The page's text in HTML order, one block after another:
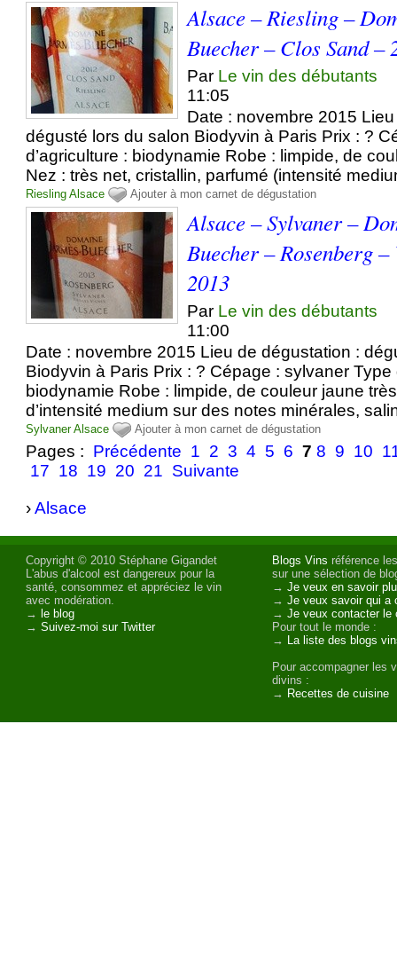
Alsace – Riesling –
Buecher – Clos Sand –
Par Le vin des débutants
11:05
Date : novembre 2015
dégusté lors du salon Biodyvin à Paris Prix : ?
d’agriculture : biodynamie Robe : limpide, de
Nez : très net, cristallin, parfumé (intensité
Riesling Alsace Ajouter à mon carnet de dégustation
Alsace – Sylvaner –
Buecher – Rosenberg
2013
Par Le vin des débutants
11:00
Date : novembre 2015 Lieu de dégustation :
Biodyvin à Paris Prix : ? Cépage : sylvaner Type
biodynamie Robe : limpide, de couleur jaune
d’intensité medium sur des notes minérales,
Sylvaner Alsace Ajouter à mon carnet de dégustation
Pages : Précédente 1 2 3 4 5 6 7 8 9 10
17 18 19 20 21 Suivante
›Alsace
Copyright © 2010 Stéphane Gigandet
L'abus d'alcool est dangereux pour la
santé, consommez et appréciez le vin
avec modération.
→ le blog
→Suivez-moi sur Twitter
Blogs Vins référence
sur une sélection de
→Je veux en savoir
→Je veux savoir qui a
→Je veux contacter le
Pour tout le monde :
→
La liste des blogs
Pour accompagner les
divins :
→ Recettes de cuisine